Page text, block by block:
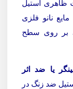
ظاهری استیل
نانو فلزی
بر روی سطح
یا ضد اثر
ضد زنگ در